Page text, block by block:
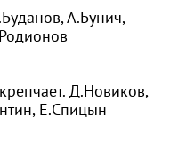
А.Бунич,
Д.Новиков,
Е.Спицын